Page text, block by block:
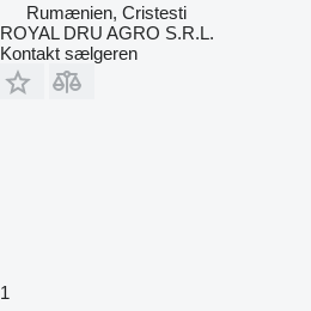
Rumænien, Cristesti
ROYAL DRU AGRO S.R.L.
Kontakt sælgeren
1